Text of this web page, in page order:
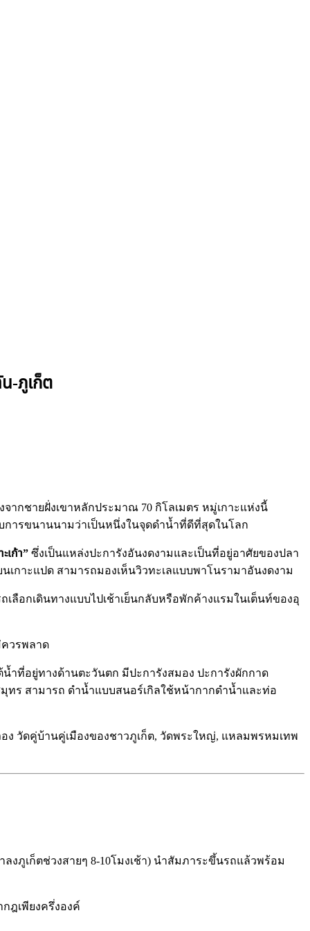
-ภูเก็ต
จากชายฝั่งเขาหลักประมาณ 70 กิโลเมตร หมู่เกาะแห่งนี้
การขนานนามว่าเป็นหนึ่งในจุดดำน้ำที่ดีที่สุดในโลก
ะเก้า” ซึ่งเป็นแหล่งปะการังอันงดงามและเป็นที่อยู่อาศัยของปลา
เกาะแปด สามารถมองเห็นวิวทะเลแบบพาโนรามาอันงดงาม
ลือกเดินทางแบบไปเช้าเย็นกลับหรือพักค้างแรมในเต็นท์ของอุ
วรพลาด
ำที่อยู่ทางด้านตะวันตก มีปะการังสมอง ปะการังผักกาด
ทร สามารถ ดำน้ำแบบสนอร์เกิลใช้หน้ากากดำน้ำและท่อ
ง วัดคู่บ้านคู่เมืองของชาวภูเก็ต, วัดพระใหญ่, แหลมพรหมเทพ
ภูเก็ตช่วงสายๆ 8-10โมงเช้า) นำสัมภาระขึ้นรถแล้วพร้อม
ฎเพียงครึ่งองค์